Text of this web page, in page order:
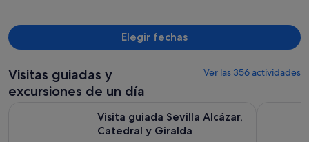
persona
Elegir fechas
Visitas guiadas y
excursiones de un día
Ver las 356 actividades
Visita guiada Sevilla Alcázar,
Catedral y Giralda